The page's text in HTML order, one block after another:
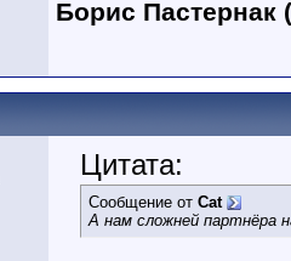
Борис Пастернак
Цитата:
Сообщение от Cat
А нам сложней партнёра